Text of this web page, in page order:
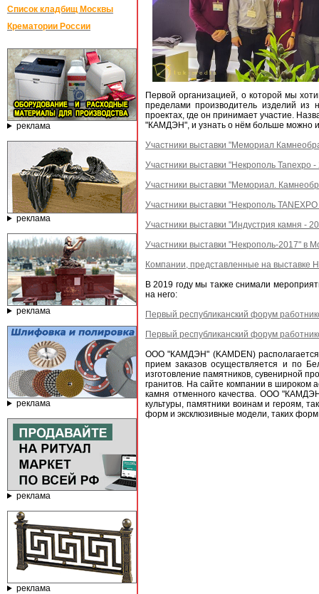
Список кладбищ Москвы
Крематории России
реклама
реклама
реклама
реклама
реклама
реклама
Первой организацией, о которой мы
пределами производитель изделий из
проектах, где он принимает участие.
"КАМДЭН", и узнать о нём больше можно
Участники выставки "Мемориал
Участники выставки "Некрополь Tanexpo
Участники выставки "Мемориал.
Участники выставки "Некрополь
Участники выставки "Индустрия камня -
Участники выставки "Некрополь-2017" в
Компании, представленные на выставке
В 2019 году мы также снимали
на него:
Первый республиканский форум
Первый республиканский форум
ООО "КАМДЭН" (KAMDEN) располагается
прием заказов осуществляется и по
изготовление памятников, сувенирной
гранитов. На сайте компании в широком
камня отменного качества. ООО
культуры, памятники воинам и героям,
форм и эксклюзивные модели, таких форм